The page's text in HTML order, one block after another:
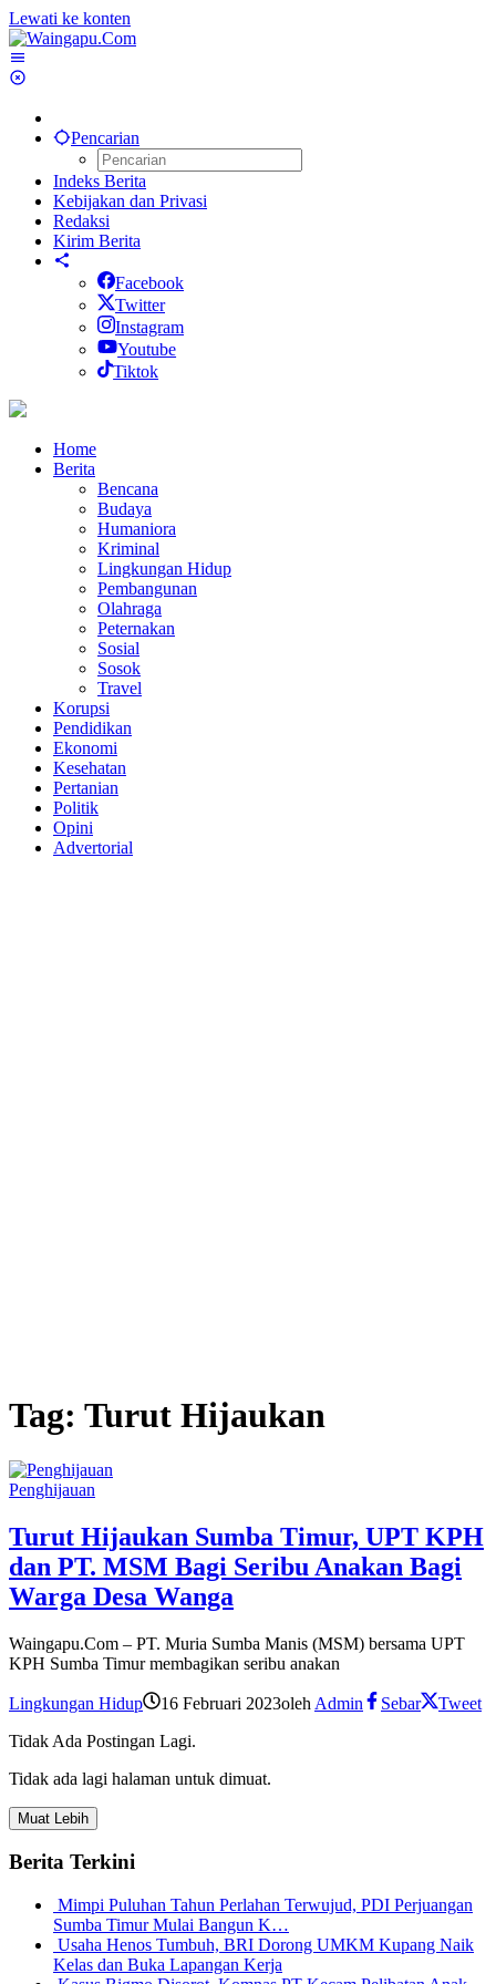
Lewati ke konten
Pencarian
Indeks Berita
Kebijakan dan Privasi
Redaksi
Kirim Berita
Facebook
Twitter
Instagram
Youtube
Tiktok
Home
Berita
Bencana
Budaya
Humaniora
Kriminal
Lingkungan Hidup
Pembangunan
Olahraga
Peternakan
Sosial
Sosok
Travel
Korupsi
Pendidikan
Ekonomi
Kesehatan
Pertanian
Politik
Opini
Advertorial
Tag: Turut Hijaukan
Penghijauan
Turut Hijaukan Sumba Timur, UPT KPH
dan PT. MSM Bagi Seribu Anakan Bagi
Warga Desa Wanga
Waingapu.Com – PT. Muria Sumba Manis (MSM) bersama UPT
KPH Sumba Timur membagikan seribu anakan
Lingkungan Hidup 16 Februari 2023oleh Admin Sebar
Tweet
Tidak Ada Postingan Lagi.
Tidak ada lagi halaman untuk dimuat.
Muat Lebih
Berita Terkini
Mimpi Puluhan Tahun Perlahan Terwujud, PDI Perjuangan
Sumba Timur Mulai Bangun K…
Usaha Henos Tumbuh, BRI Dorong UMKM Kupang Naik
Kelas dan Buka Lapangan Kerja